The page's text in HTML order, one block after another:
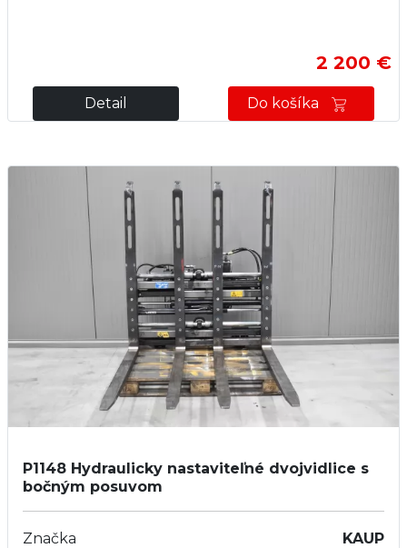
2 200 €
Detail Do košíka
P1148 Hydraulicky nastaviteľné dvojvidlice s
bočným posuvom
Značka KAUP